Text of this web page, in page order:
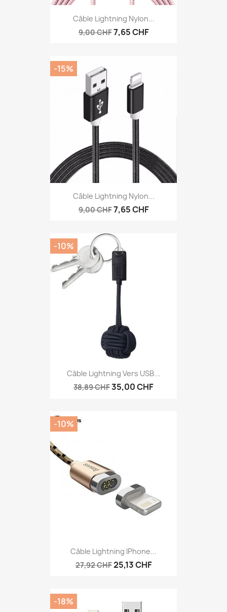
Câble Lightning Nylon...
9,00 CHF7,65 CHF
Câble Lightning Nylon...
9,00 CHF7,65 CHF
-15%
Câble Lightning Vers USB...
38,89 CHF35,00 CHF
-10%
Câble Lightning IPhone...
27,92 CHF25,13 CHF
-10%
-18%